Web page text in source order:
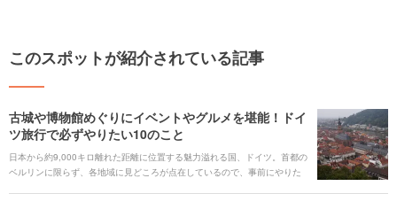
このスポットが紹介されている記事
古城や博物館めぐりにイベントやグルメを堪能！ドイ
ツ旅行で必ずやりたい10のこと
日本から約9,000キロ離れた距離に位置する魅力溢れる国、ドイツ。首都の
ベルリンに限らず、各地域に見どころが点在しているので、事前にやりた